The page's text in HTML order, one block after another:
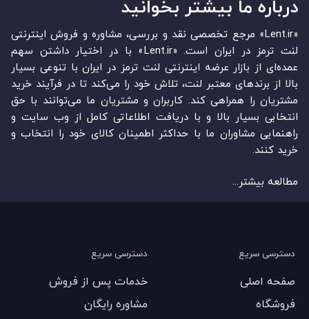
درباره ما بیشتر بخوانید
«Lent.ir» مرجع تخصصی نقد و بررسی، مشاوره و فروش اینترنتی
لنت ترمز در ایران است. «Lent.ir» با در اختیار داشتن سهم
عمده‏‌ای از بازار عرضه اینترنتی لنت ترمز در ایران با تنوعی بسیار
بالا از برندهای معتبر لنت، تلاش خود را می‌‏‏کند تا در فرآیند خرید
مشتریان را همراهی کند. کاربران و مشتریان ما می‏‏‌توانند با حق
انتخابی بسیار بالا و با دریافت اطلاعاتی کامل از وب سایت و
راهنمایی مشاوران ما با حداکثر اطمینان کالای خود را انتخاب و
خرید کنند.
مطالعه بیشتر...
دسترسی سریع
صفحه اصلی
فروشگاه
دسترسی سریع
خدمات پس از فروش
مشاوره رایگان